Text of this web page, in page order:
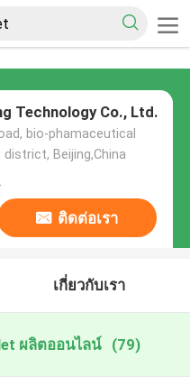
Technology Co., Ltd.
bio-phamaceutical
Beijing,China
ติดต่อเรา
เกี่ยวกับเรา
ผลิตออนไลน์ (79)